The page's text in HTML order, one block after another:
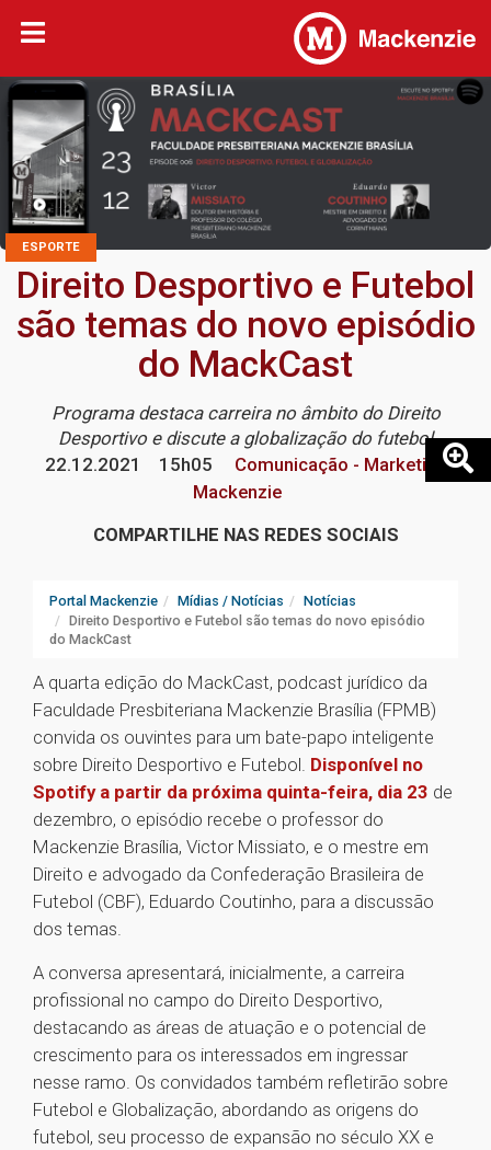
ESPORTE
Direito Desportivo e Futebol
são temas do novo episódio
do MackCast
Programa destaca carreira no âmbito do Direito
Desportivo e discute a globalização do futebol
22.12.2021
15h05
Comunicação - Marketing
Mackenzie
COMPARTILHE NAS REDES SOCIAIS
Portal Mackenzie Mídias / Notícias
Notícias
Direito Desportivo e Futebol são temas do novo episódio
do MackCast
A quarta edição do MackCast, podcast jurídico da
Faculdade Presbiteriana Mackenzie Brasília (FPMB)
convida os ouvintes para um bate-papo inteligente
sobre Direito Desportivo e Futebol. Disponível no
Spotify a partir da próxima quinta-feira, dia 23 de
dezembro, o episódio recebe o professor do
Mackenzie Brasília, Victor Missiato, e o mestre em
Direito e advogado da Confederação Brasileira de
Futebol (CBF), Eduardo Coutinho, para a discussão
dos temas.
A conversa apresentará, inicialmente, a carreira
profissional no campo do Direito Desportivo,
destacando as áreas de atuação e o potencial de
crescimento para os interessados em ingressar
nesse ramo. Os convidados também refletirão sobre
Futebol e Globalização, abordando as origens do
futebol, seu processo de expansão no século XX e